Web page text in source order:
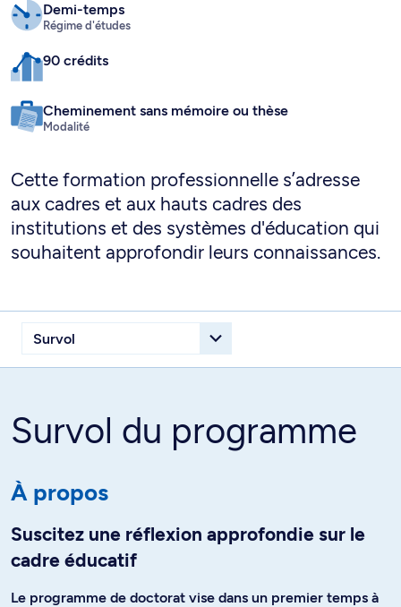
Demi-temps
Régime d'études
90 crédits
Cheminement sans mémoire ou thèse
Modalité
Cette formation professionnelle s’adresse
aux cadres et aux hauts cadres des
institutions et des systèmes d'éducation qui
souhaitent approfondir leurs connaissances.
Survol du programme
À propos
Suscitez une réflexion approfondie sur le
cadre éducatif
Le programme de doctorat vise dans un premier temps à